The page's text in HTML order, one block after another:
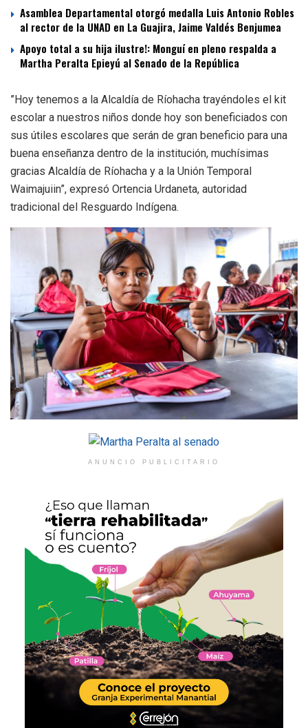
Asamblea Departamental otorgó medalla Luis Antonio Robles
al rector de la UNAD en La Guajira, Jaime Valdés Benjumea
Apoyo total a su hija ilustre!: Monguí en pleno respalda a
Martha Peralta Epieyú al Senado de la República
”Hoy tenemos a la Alcaldía de Ríohacha trayéndoles el kit
escolar a nuestros niños donde hoy son beneficiados con
sus útiles escolares que serán de gran beneficio para una
buena enseñanza dentro de la institución, muchísimas
gracias Alcaldía de Ríohacha y a la Unión Temporal
Waimajuiin”, expresó Ortencia Urdaneta, autoridad
tradicional del Resguardo Indígena.
ANUNCIO PUBLICITARIO